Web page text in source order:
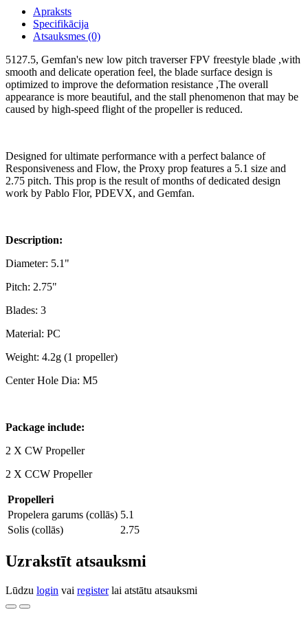
Apraksts
Specifikācija
Atsauksmes (0)
5127.5, Gemfan's new low pitch traverser FPV freestyle blade ,with
smooth and delicate operation feel, the blade surface design is
optimized to improve the deformation resistance ,The overall
appearance is more beautiful, and the stall phenomenon that may be
caused by high-speed flight of the propeller is reduced.
Designed for ultimate performance with a perfect balance of
Responsiveness and Flow, the Proxy prop features a 5.1 size and
2.75 pitch. This prop is the result of months of dedicated design
work by Pablo Flor, PDEVX, and Gemfan.
Description:
Diameter: 5.1"
Pitch: 2.75"
Blades: 3
Material: PC
Weight: 4.2g (1 propeller)
Center Hole Dia: M5
Package include:
2 X CW Propeller
2 X CCW Propeller
Propelleri
Propelera garums (collās) 5.1
Solis (collās)
2.75
Uzrakstīt atsauksmi
Lūdzu login vai registerlai atstātu atsauksmi